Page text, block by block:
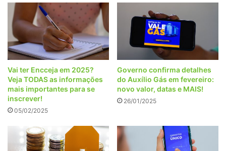
Vai ter Encceja em 2025?
Veja TODAS as informações
mais importantes para se
inscrever!
05/02/2025
Governo confirma detalhes
do Auxílio Gás em fevereiro:
novo valor, datas e MAIS!
26/01/2025